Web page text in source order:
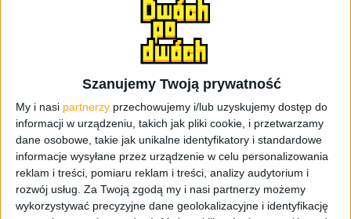
Szanujemy Twoją prywatność
My i nasi partnerzy przechowujemy i/lub uzyskujemy dostęp do
informacji w urządzeniu, takich jak pliki cookie, i przetwarzamy
dane osobowe, takie jak unikalne identyfikatory i standardowe
informacje wysyłane przez urządzenie w celu personalizowania
reklam i treści, pomiaru reklam i treści, analizy audytorium i
rozwój usług. Za Twoją zgodą my i nasi partnerzy możemy
wykorzystywać precyzyjne dane geolokalizacyjne i identyfikację
Heroes 3 na smartfonie
Heroes 3 na
smartfonie